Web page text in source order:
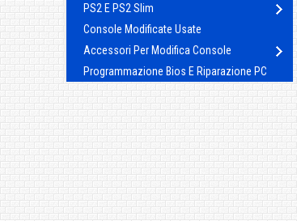
PS2 E PS2 Slim
Console Modificate Usate
Accessori Per Modifica Console
Programmazione Bios E Riparazione PC